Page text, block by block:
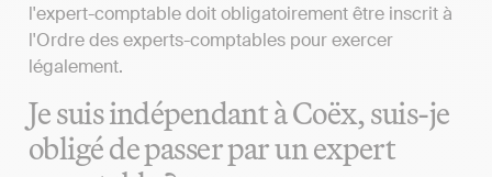
l'expert-comptable doit obligatoirement être inscrit à
l'Ordre des experts-comptables pour exercer
légalement.
Je suis indépendant à Coëx, suis-je
obligé de passer par un expert